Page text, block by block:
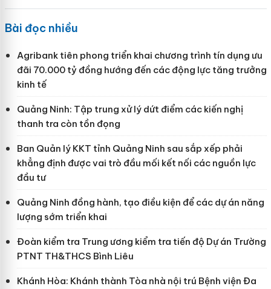
Bài đọc nhiều
Agribank tiên phong triển khai chương trình tín dụng ưu
đãi 70.000 tỷ đồng hướng đến các động lực tăng trưởng
kinh tế
Quảng Ninh: Tập trung xử lý dứt điểm các kiến nghị
thanh tra còn tồn đọng
Ban Quản lý KKT tỉnh Quảng Ninh sau sắp xếp phải
khẳng định được vai trò đầu mối kết nối các nguồn lực
đầu tư
Quảng Ninh đồng hành, tạo điều kiện để các dự án năng
lượng sớm triển khai
Đoàn kiểm tra Trung ương kiểm tra tiến độ Dự án Trường
PTNT TH&THCS Bình Liêu
Khánh Hòa: Khánh thành Tòa nhà nội trú Bệnh viện Đa